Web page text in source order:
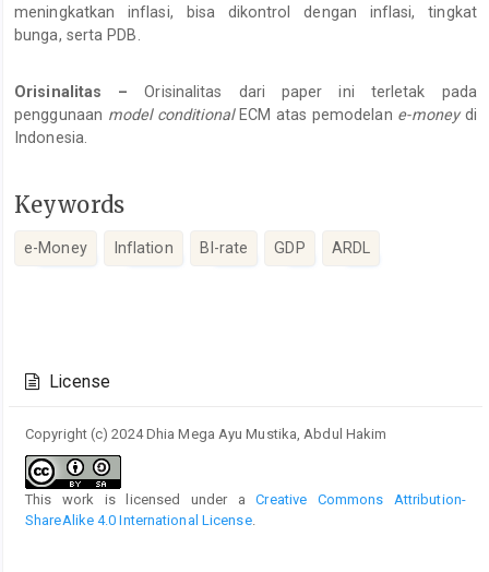
meningkatkan inflasi, bisa dikontrol dengan inflasi, tingkat
bunga, serta PDB.
Orisinalitas –Orisinalitas dari paper ini terletak pada
penggunaan model conditionalECM atas pemodelan e-moneydi
Indonesia.
Keywords
e-Money Inflation BI-rate GDP ARDL
Details
License
Copyright (c) 2024 Dhia Mega Ayu Mustika, Abdul Hakim
This work is licensed under aCreative Commons Attribution-
ShareAlike 4.0 International License.